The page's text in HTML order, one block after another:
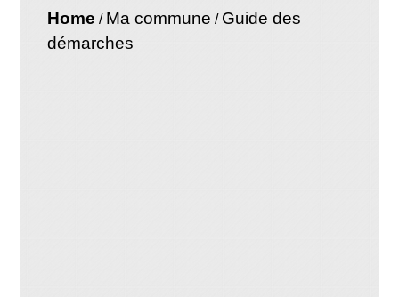
Home / Ma commune / Guide des
démarches